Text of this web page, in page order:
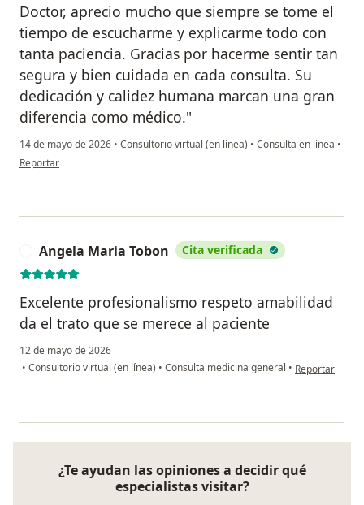
Doctor, aprecio mucho que siempre se tome el
tiempo de escucharme y explicarme todo con
tanta paciencia. Gracias por hacerme sentir tan
segura y bien cuidada en cada consulta. Su
dedicación y calidez humana marcan una gran
diferencia como médico."
14 de mayo de 2026 • Consultorio virtual (en línea) • Consulta en línea •
en opinión del usuario Paula Andrea Largo
Reportar
Angela Maria Tobon Cita verificada
Excelente profesionalismo respeto amabilidad
da el trato que se merece al paciente
12 de mayo de 2026
• Consultorio virtual (en línea) • Consulta medicina general • en opinión del
Reportar
¿Te ayudan las opiniones a decidir qué
especialistas visitar?